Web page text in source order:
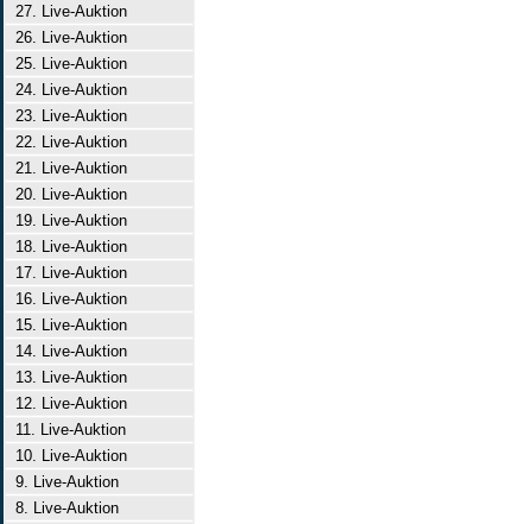
27. Live-Auktion
26. Live-Auktion
25. Live-Auktion
24. Live-Auktion
23. Live-Auktion
22. Live-Auktion
21. Live-Auktion
20. Live-Auktion
19. Live-Auktion
18. Live-Auktion
17. Live-Auktion
16. Live-Auktion
15. Live-Auktion
14. Live-Auktion
13. Live-Auktion
12. Live-Auktion
11. Live-Auktion
10. Live-Auktion
9. Live-Auktion
8. Live-Auktion